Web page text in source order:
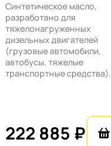
Синтетическое масло,
разработано для
тяжелонагруженных
дизельных двигателей
(грузовые автомобили,
автобусы, тяжелые
транспортные средства).
222 885 ₽